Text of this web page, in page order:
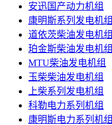
安迅国产动力机组
康明斯系列发电机组
道依茨柴油发电机组
珀金斯柴油发电机组
MTU柴油发电机组
玉柴柴油发电机组
上柴系列发电机组
科勒电力系列机组
康明斯电力系列机组